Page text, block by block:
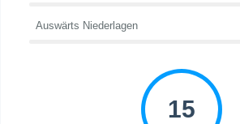
Auswärts Niederlagen
15